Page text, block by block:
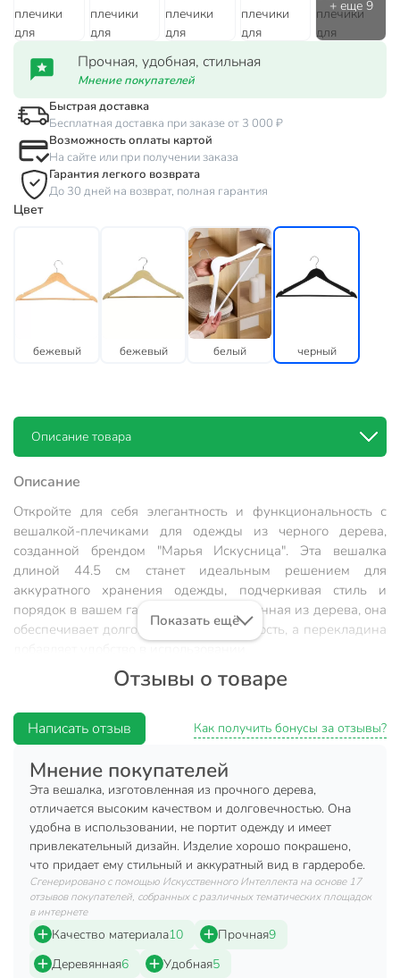
Прочная, удобная, стильная
Мнение покупателей
Быстрая доставка
Бесплатная доставка при заказе от 3 000 ₽
Возможность оплаты картой
На сайте или при получении заказа
Гарантия легкого возврата
До 30 дней на возврат, полная гарантия
Цвет
бежевый бежевый белый черный
Описание товара
Описание
Откройте для себя элегантность и функциональность с
вешалкой-плечиками для одежды из черного дерева,
созданной брендом "Марья Искусница". Эта вешалка
длиной 44.5 см станет идеальным решением для
аккуратного хранения одежды, подчеркивая стиль и
порядок в вашем гардеробе. Изготовленная из дерева, она
обеспечивает долговечность и надежность, а перекладина
Эстетичный внешний вид: черное дерево добавляет
роскоши.
Универсальность: подходит для различных видов
одежды.
Долговечность: натуральный материал гарантирует
прочность.
Удобство: перекладина для брюк или аксессуаров.
Техническая информация
Ширина, см
Бренд
Показать ещё
Отзывы о товаре
Написать отзыв Как получить бонусы за отзывы?
Мнение покупателей
Эта вешалка, изготовленная из прочного дерева,
отличается высоким качеством и долговечностью. Она
удобна в использовании, не портит одежду и имеет
привлекательный дизайн. Изделие хорошо покрашено,
что придает ему стильный и аккуратный вид в гардеробе.
Сгенерировано с помощью Искусственного Интеллекта на основе 17
отзывов покупателей, собранных с различных тематических площадок
в интернете
Качество материала10 Прочная9
Деревянная6 Удобная5